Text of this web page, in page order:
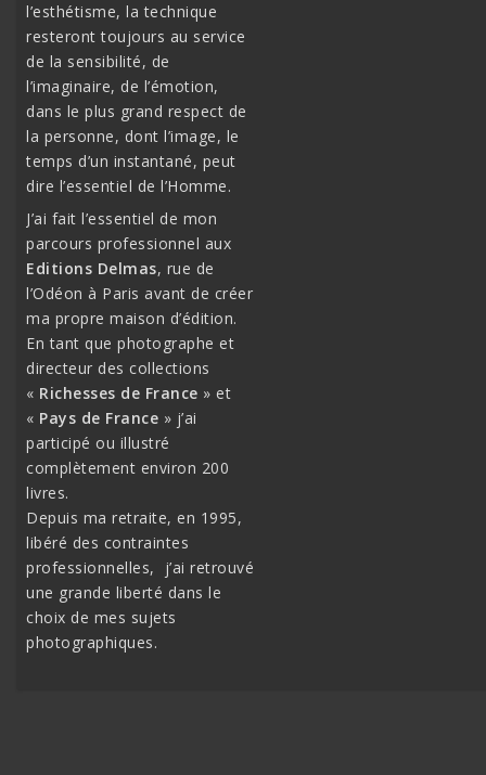
l’esthétisme, la technique
resteront toujours au service
de la sensibilité, de
l’imaginaire, de l’émotion,
dans le plus grand respect de
la personne, dont l’image, le
temps d’un instantané, peut
dire l’essentiel de l’Homme.
J’ai fait l’essentiel de mon
parcours professionnel aux
Editions Delmas, rue de
l’Odéon à Paris avant de créer
ma propre maison d’édition.
En tant que photographe et
directeur des collections
« Richesses de France » et
« Pays de France » j’ai
participé ou illustré
complètement environ 200
livres.
Depuis ma retraite, en 1995,
libéré des contraintes
professionnelles, j’ai retrouvé
une grande liberté dans le
choix de mes sujets
photographiques.